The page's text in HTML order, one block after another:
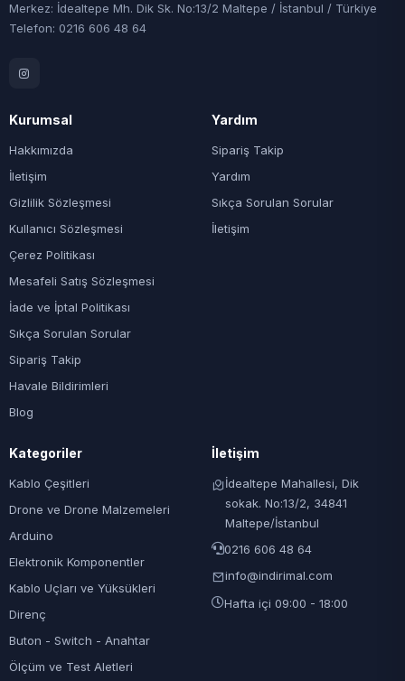
Merkez: İdealtepe Mh. Dik Sk. No:13/2 Maltepe / İstanbul / Türkiye
Telefon: 0216 606 48 64
Kurumsal
Hakkımızda
İletişim
Gizlilik Sözleşmesi
Kullanıcı Sözleşmesi
Çerez Politikası
Mesafeli Satış Sözleşmesi
İade ve İptal Politikası
Sıkça Sorulan Sorular
Sipariş Takip
Havale Bildirimleri
Blog
Yardım
Sipariş Takip
Yardım
Sıkça Sorulan Sorular
İletişim
Kategoriler
Kablo Çeşitleri
Drone ve Drone Malzemeleri
Arduino
Elektronik Komponentler
Kablo Uçları ve Yüksükleri
Direnç
Buton - Switch - Anahtar
Ölçüm ve Test Aletleri
İletişim
İdealtepe Mahallesi, Dik
sokak. No:13/2, 34841
Maltepe/İstanbul
0216 606 48 64
info@indirimal.com
Hafta içi 09:00 - 18:00